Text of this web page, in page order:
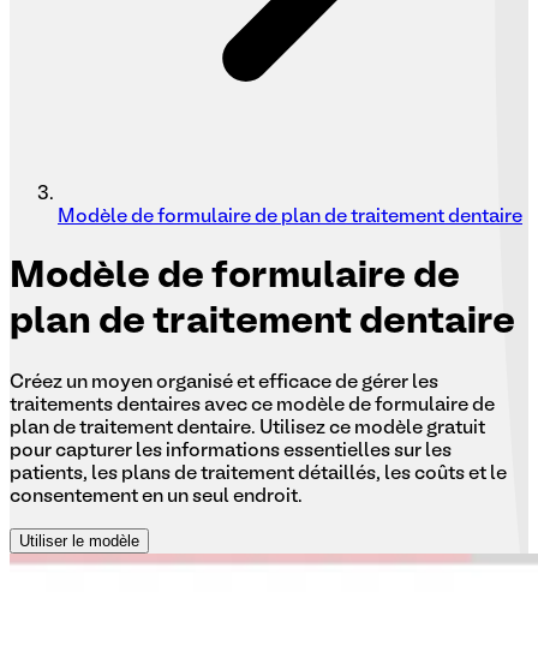
Modèle de formulaire de plan de traitement dentaire
Modèle de formulaire de
plan de traitement dentaire
Créez un moyen organisé et efficace de gérer les
traitements dentaires avec ce modèle de formulaire de
plan de traitement dentaire. Utilisez ce modèle gratuit
pour capturer les informations essentielles sur les
patients, les plans de traitement détaillés, les coûts et le
consentement en un seul endroit.
Utiliser le modèle